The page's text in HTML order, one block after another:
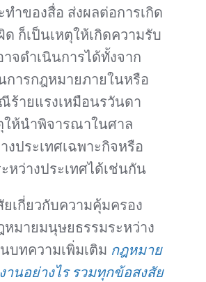
ทำของสื่อ ส่งผลต่อการเกิด
ด ก็เป็นเหตุให้เกิดความรับ
จดำเนินการได้ทั้งจาก
การกฎหมายภายในหรือ
ร้ายแรงเหมือนรวันดา
ให้นำพิจารณาในศาล
งประเทศเฉพาะกิจหรือ
หว่างประเทศได้เช่นกัน
เกี่ยวกับความคุ้มครอง
มายมนุษยธรรมระหว่าง
บทความเพิ่มเติม กฎหมาย
านอย่างไร รวมทุกข้อสงสัย